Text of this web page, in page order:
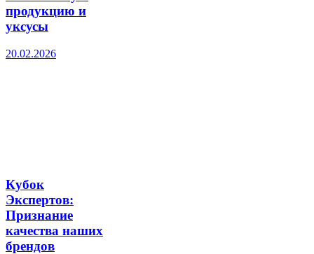
продукцию и
уксусы
20.02.2026
Кубок
Экспертов:
Признание
качества наших
брендов